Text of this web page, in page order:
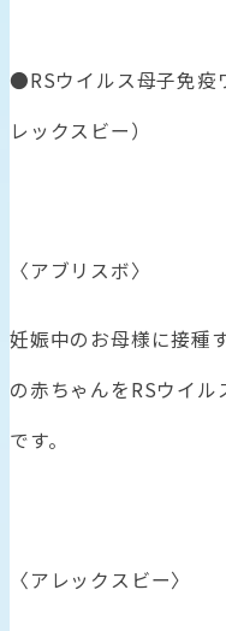
●RSウイルス母子免疫
レックスビー）
〈アブリスボ〉
妊娠中のお母様に接種
の赤ちゃんをRSウイ
です。
〈アレックスビー〉